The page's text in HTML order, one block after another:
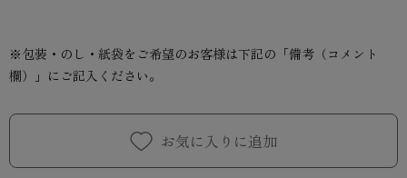
※包装・のし・紙袋をご希望のお客様は下記の「備考（コメント
欄）」にご記入ください。
お気に入りに追加